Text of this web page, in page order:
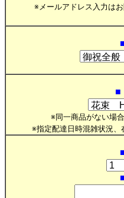
※メールアドレス入力は
■
※同一商品がない場
※指定配達日時混雑状況